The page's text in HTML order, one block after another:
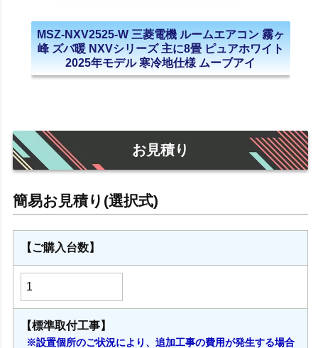
MSZ-NXV2525-W 三菱電機 ルームエアコン 霧ヶ
峰 ズバ暖 NXVシリーズ 主に8畳 ピュアホワイト
2025年モデル 寒冷地仕様 ムーブアイ
お見積り
【ご購入台数】
【標準取付工事】
※設置個所のご状況により、追加工事の費用が発生する場合